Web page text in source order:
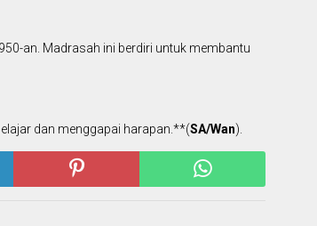
an. Madrasah ini berdiri untuk membantu
dan menggapai harapan.**(SA/Wan).